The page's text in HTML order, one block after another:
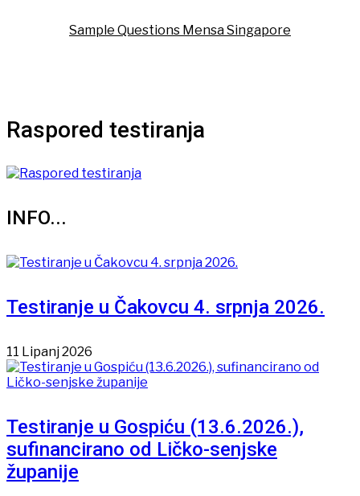
Sample Questions Mensa Singapore
Raspored testiranja
INFO...
Testiranje u Čakovcu 4. srpnja 2026.
11 Lipanj 2026
Testiranje u Gospiću (13.6.2026.),
sufinancirano od Ličko-senjske
županije